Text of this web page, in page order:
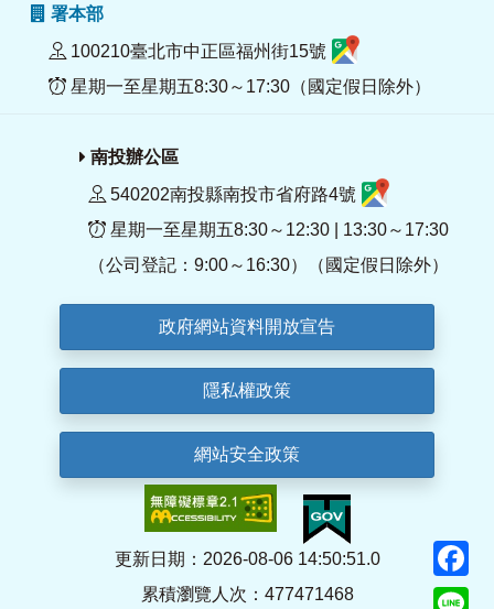
署本部
100210臺北市中正區福州街15號
星期一至星期五8:30～17:30（國定假日除外）
南投辦公區
540202南投縣南投市省府路4號
星期一至星期五8:30～12:30 | 13:30～17:30
（公司登記：9:00～16:30）（國定假日除外）
政府網站資料開放宣告
隱私權政策
網站安全政策
更新日期：2026-08-06 14:50:51.0
累積瀏覽人次：477471468